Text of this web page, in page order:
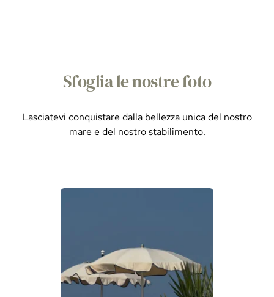
Sfoglia le nostre foto
Lasciatevi conquistare dalla bellezza unica del nostro
mare e del nostro stabilimento.